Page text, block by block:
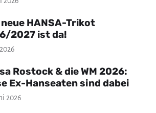
neue HANSA-Trikot
2027 ist da!
Rostock & die WM 2026:
Ex-Hanseaten sind dabei
2026